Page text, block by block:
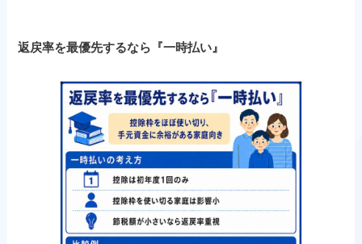
返戻率を最優先するなら『一時払い』